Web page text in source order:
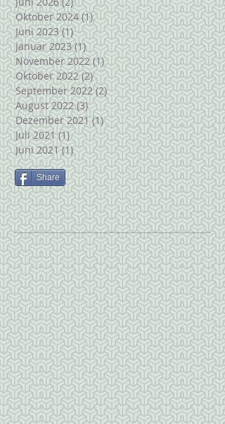
Oktober 2024 (1)1 Beitrag
Juni 2023 (1)1 Beitrag
Januar 2023 (1)1 Beitrag
November 2022 (1)1 Beitrag
Oktober 2022 (2)2 Beiträge
September 2022 (2)2 Beiträge
August 2022 (3)3 Beiträge
Dezember 2021 (1)1 Beitrag
Juli 2021 (1)1 Beitrag
Juni 2021 (1)1 Beitrag
Share